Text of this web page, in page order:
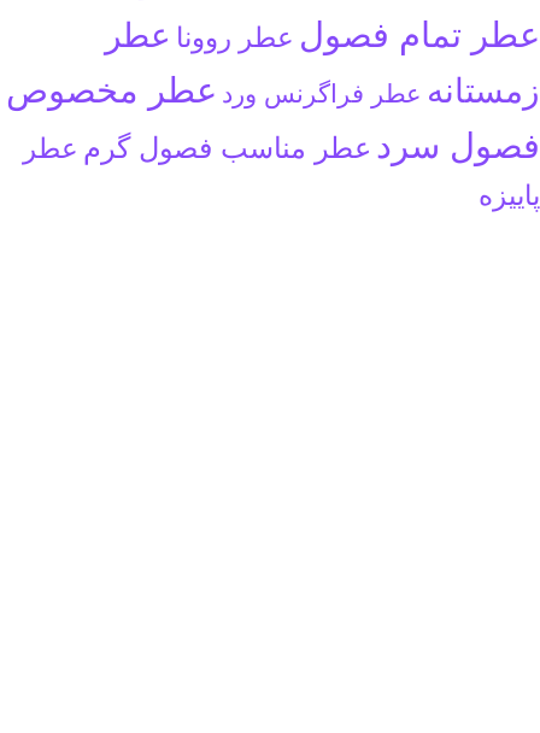
عطر تمام فصول عطر روونا عطر
زمستانه عطر فراگرنس ورد عطر مخصوص
فصول سرد عطر مناسب فصول گرم عطر
پاییزه